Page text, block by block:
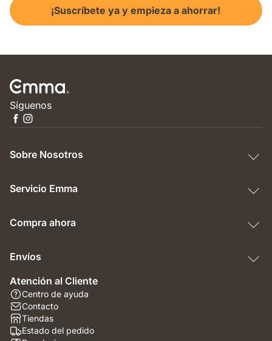
¡Suscríbete ya y empieza a ahorrar!
Síguenos
Sobre Nosotros
Servicio Emma
Compra ahora
Envíos
Atención al Cliente
Centro de ayuda
Contacto
Tiendas
Estado del pedido